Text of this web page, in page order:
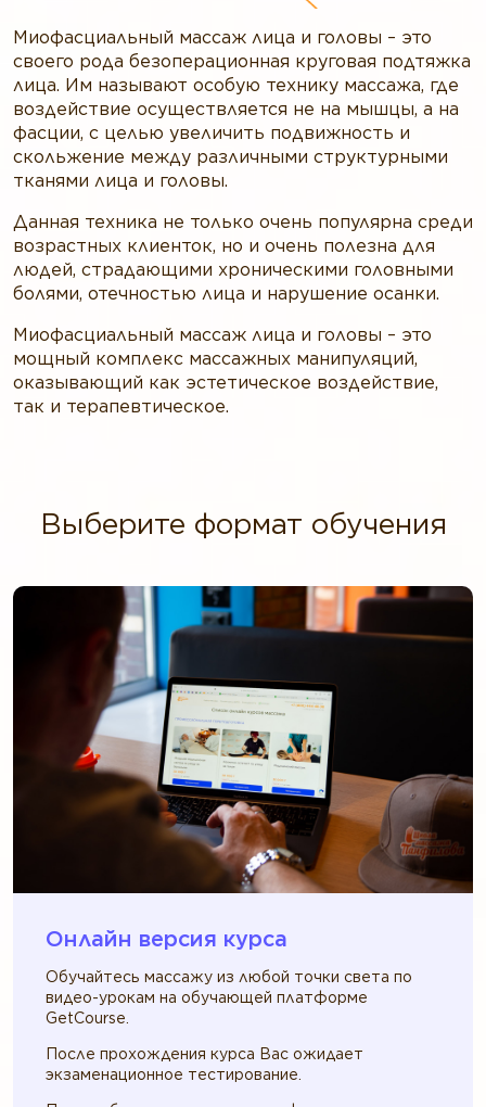
Миофасциальный массаж лица и головы – это
своего рода безоперационная круговая подтяжка
лица. Им называют особую технику массажа, где
воздействие осуществляется не на мышцы, а на
фасции, с целью увеличить подвижность и
скольжение между различными структурными
тканями лица и головы.
Данная техника не только очень популярна среди
возрастных клиенток, но и очень полезна для
людей, страдающими хроническими головными
болями, отечностью лица и нарушение осанки.
Миофасциальный массаж лица и головы – это
мощный комплекс массажных манипуляций,
оказывающий как эстетическое воздействие,
так и терапевтическое.
Выберите формат обучения
Онлайн версия курса
Обучайтесь массажу из любой точки света по
видео-урокам на обучающей платформе
GetCourse.
После прохождения курса Вас ожидает
экзаменационное тестирование.